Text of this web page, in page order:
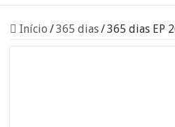
Início /365 dias/365 dias EP